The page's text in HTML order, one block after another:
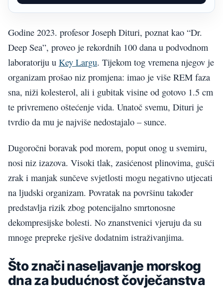
Godine 2023. profesor Joseph Dituri, poznat kao “Dr.
Deep Sea”, proveo je rekordnih 100 dana u podvodnom
laboratoriju u Key Largu. Tijekom tog vremena njegov je
organizam prošao niz promjena: imao je više REM faza
sna, niži kolesterol, ali i gubitak visine od gotovo 1.5 cm
te privremeno oštećenje vida. Unatoč svemu, Dituri je
tvrdio da mu je najviše nedostajalo – sunce.
Dugoročni boravak pod morem, poput onog u svemiru,
nosi niz izazova. Visoki tlak, zasićenost plinovima, gušći
zrak i manjak sunčeve svjetlosti mogu negativno utjecati
na ljudski organizam. Povratak na površinu također
predstavlja rizik zbog potencijalno smrtonosne
dekompresijske bolesti. No znanstvenici vjeruju da su
mnoge prepreke rješive dodatnim istraživanjima.
Što znači naseljavanje morskog
dna za budućnost čovječanstva